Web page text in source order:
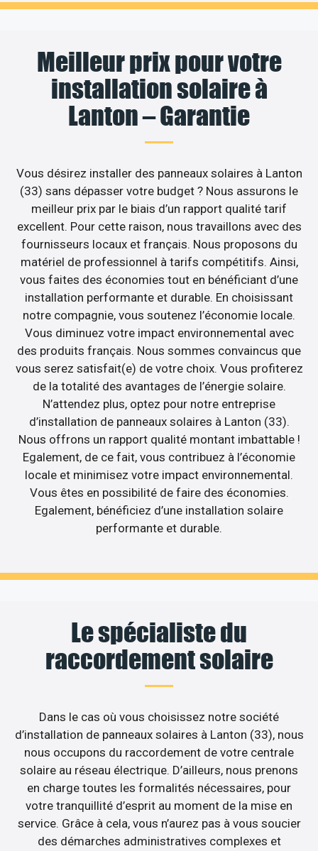
Meilleur prix pour votre
installation solaire à
Lanton – Garantie
Vous désirez installer des panneaux solaires à Lanton
(33) sans dépasser votre budget ? Nous assurons le
meilleur prix par le biais d’un rapport qualité tarif
excellent. Pour cette raison, nous travaillons avec des
fournisseurs locaux et français. Nous proposons du
matériel de professionnel à tarifs compétitifs. Ainsi,
vous faites des économies tout en bénéficiant d’une
installation performante et durable. En choisissant
notre compagnie, vous soutenez l’économie locale.
Vous diminuez votre impact environnemental avec
des produits français. Nous sommes convaincus que
vous serez satisfait(e) de votre choix. Vous profiterez
de la totalité des avantages de l’énergie solaire.
N’attendez plus, optez pour notre entreprise
d’installation de panneaux solaires à Lanton (33).
Nous offrons un rapport qualité montant imbattable !
Egalement, de ce fait, vous contribuez à l’économie
locale et minimisez votre impact environnemental.
Vous êtes en possibilité de faire des économies.
Egalement, bénéficiez d’une installation solaire
performante et durable.
Le spécialiste du
raccordement solaire
Dans le cas où vous choisissez notre société
d’installation de panneaux solaires à Lanton (33), nous
nous occupons du raccordement de votre centrale
solaire au réseau électrique. D’ailleurs, nous prenons
en charge toutes les formalités nécessaires, pour
votre tranquillité d’esprit au moment de la mise en
service. Grâce à cela, vous n’aurez pas à vous soucier
des démarches administratives complexes et